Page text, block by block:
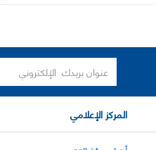
المركز الإعلامي